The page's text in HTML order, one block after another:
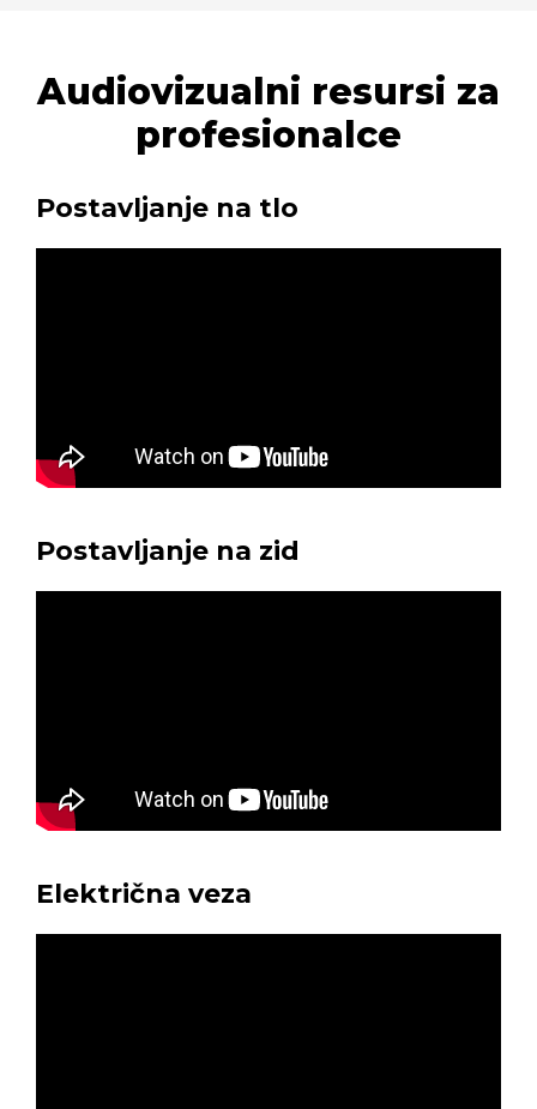
Audiovizualni resursi za
profesionalce
Postavljanje na tlo
Postavljanje na zid
Električna veza